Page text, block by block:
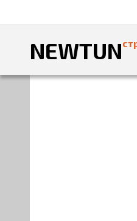
NEWTUN
Главная»Фотоальбом»